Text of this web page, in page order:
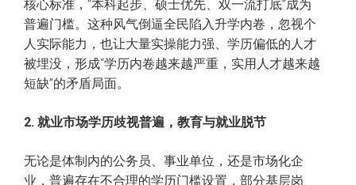
核心标准，“本科起步、硕士优先、双一流打底”成为
普遍门槛。这种风气倒逼全民陷入升学内卷，忽视个
人实际能力，也让大量实操能力强、学历偏低的人才
被埋没，形成“学历内卷越来越严重，实用人才越来越
短缺”的矛盾局面。
2. 就业市场学历歧视普遍，教育与就业脱节
无论是体制内的公务员、事业单位，还是市场化企
业，普遍存在不合理的学历门槛设置，部分基层岗